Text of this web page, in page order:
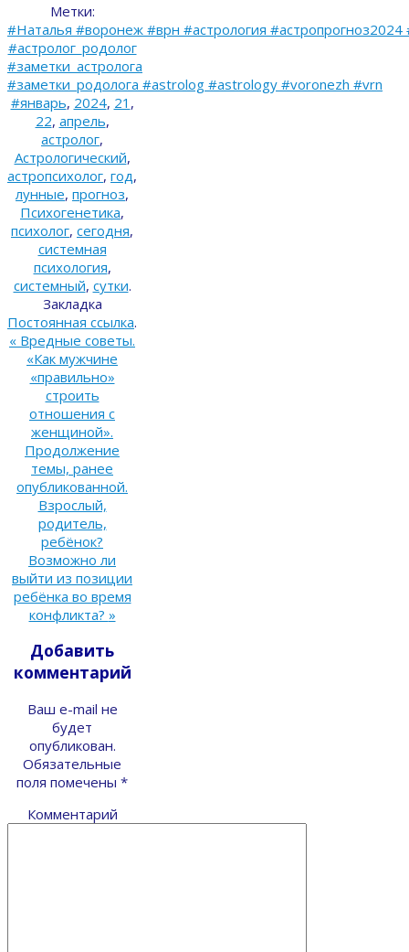
Метки:
#Наталья #воронеж #врн #астрология #астропрогноз2024
#астролог_родолог
#заметки_астролога
#заметки_родолога #astrolog #astrology #voronezh #vrn
#январь, 2024, 21 ,
22, апрель,
астролог,
Астрологический,
астропсихолог, год,
лунные, прогноз,
Психогенетика,
психолог, сегодня,
системная
психология,
системный, сутки.
Закладка
Постоянная ссылка.
« Вредные советы.
«Как мужчине
«правильно»
строить
отношения с
женщиной».
Продолжение
темы, ранее
опубликованной.
Взрослый,
родитель,
ребёнок?
Возможно ли
выйти из позиции
ребёнка во время
конфликта? »
Добавить
комментарий
Ваш e-mail не
будет
опубликован.
Обязательные
поля помечены *
Комментарий